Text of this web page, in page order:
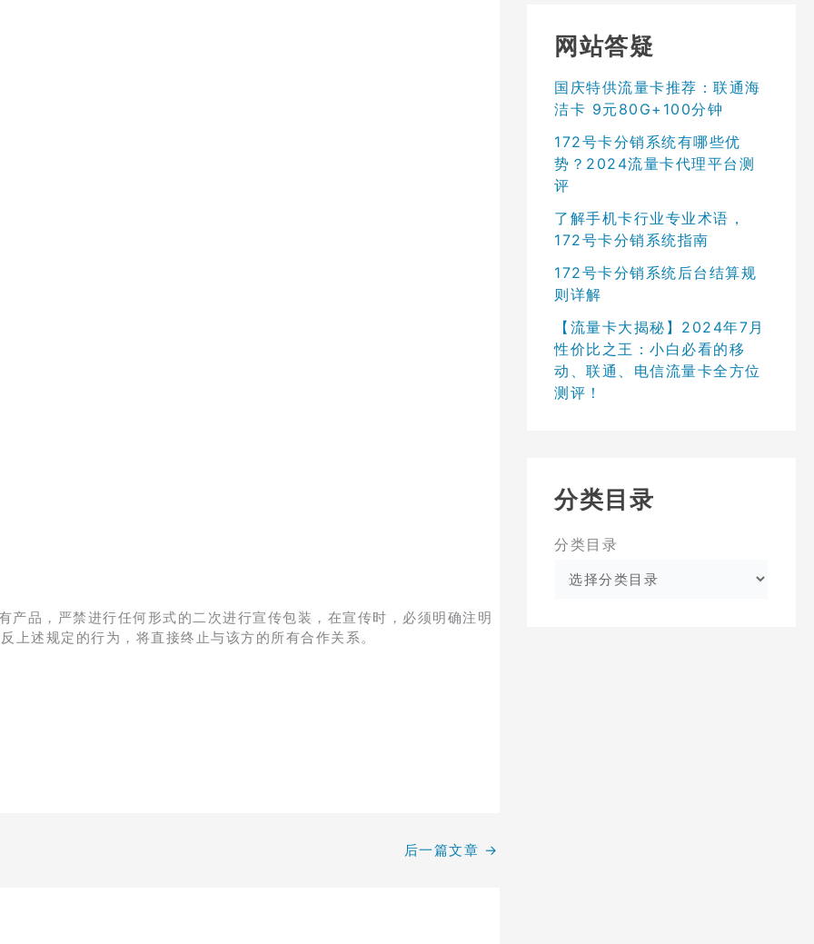
产品，严禁进行任何形式的二次进行宣传包装，在宣传时，必须明确注明
述规定的行为，将直接终止与该方的所有合作关系。
后一篇文章 →
网站答疑
国庆特供流量卡推荐：联通海
洁卡 9元80G+100分钟
172号卡分销系统有哪些优
势？2024流量卡代理平台测
评
了解手机卡行业专业术语，
172号卡分销系统指南
172号卡分销系统后台结算规
则详解
【流量卡大揭秘】2024年7月
性价比之王：小白必看的移
动、联通、电信流量卡全方位
测评！
分类目录
分类目录